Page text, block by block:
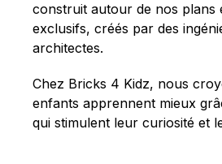
construit autour de nos plans
exclusifs, créés par des
architectes.
Chez Bricks 4 Kidz, nous
enfants apprennent mieux
qui stimulent leur curiosité et